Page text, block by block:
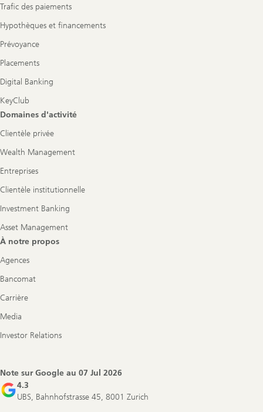
Trafic des paiements
Hypothèques et financements
Prévoyance
Placements
Digital Banking
KeyClub
Domaines d'activité
Clientèle privée
Wealth Management
Entreprises
Clientèle institutionnelle
Investment Banking
Asset Management
À notre propos
Agences
Bancomat
Carrière
Media
Investor Relations
Note sur Google au 07 Jul 2026
4.3
UBS, Bahnhofstrasse 45, 8001 Zurich